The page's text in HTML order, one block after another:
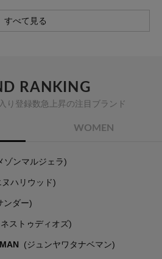
すべて見る
RANKING
り登録数急上昇の注目ブランド
WOMEN
ゾンマルジェラ)
ヌハリウッド)
ンダー)
ストゥディオズ)
(ジュンヤワタナベマン)